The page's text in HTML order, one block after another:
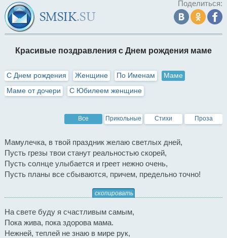
Поделиться:
Красивые поздравления с Днем рождения маме
С Днем рождения Женщине По Именам
Маме
Маме от дочери
С Юбилеем женщине
Все Прикольные Стихи Проза
Мамулечка, в твой праздник желаю светлых дней,
Пусть грезы твои станут реальностью скорей,
Пусть солнце улыбается и греет нежно очень,
Пусть планы все сбываются, причем, предельно точно!
скопировать
На свете буду я счастливым самым,
Пока жива, пока здорова мама.
Нежней, теплей не знаю в мире рук,